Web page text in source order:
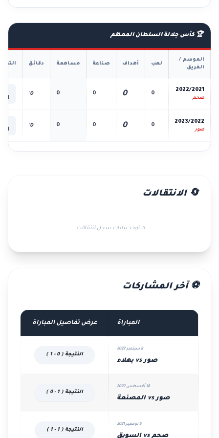
🏆 كأس جلالة السلطان المعظم
الموسم /
الفريق
لعب أهداف صناعة مساهمة دقائق
2022/2021
صحم
0
0
0
0
0'
2023/2022
صور
0
0
0
0
0'
🔄 الانتقالات
لا توجد بيانات سجل انتقالات.
⚽ آخر المشاركات
المباراة عرض تفاصيل المباراة
8 سبتمبر 2022
صور vs بهلاء
النتيجة ( 0 - 1 )
18 أغسطس 2022
صور vs المصنعة
النتيجة ( 1 - 0 )
5 نوفمبر 2021
صحم vs السويق
النتيجة ( 1 - 1 )